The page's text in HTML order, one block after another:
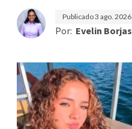
Publicado3 ago. 2026
Por: Evelin Borjas